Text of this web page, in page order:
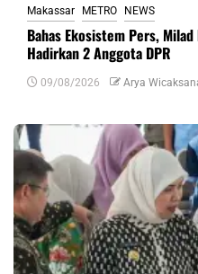
Makassar METRO NEWS
Bahas Ekosistem Pers,
Hadirkan 2 Anggota DPR
09/08/2026 Arya